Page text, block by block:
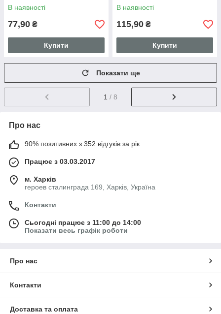
В наявності
77,90 ₴
Купити
В наявності
115,90 ₴
Купити
Показати ще
1 / 8
Про нас
90% позитивних з 352 відгуків за рік
Працює з 03.03.2017
м. Харків
героев сталинграда 169, Харків, Україна
Контакти
Сьогодні працює з 11:00 до 14:00
Показати весь графік роботи
Про нас
Контакти
Доставка та оплата